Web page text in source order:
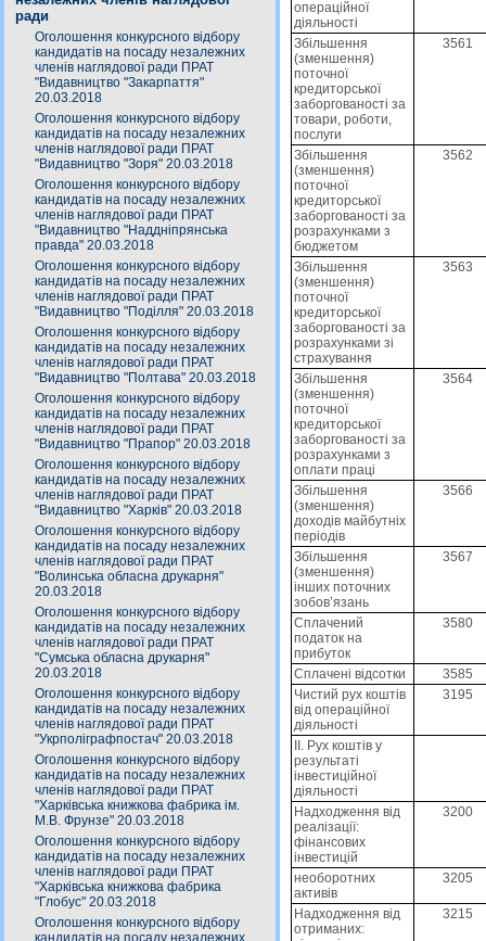
ради
Оголошення конкурсного відбору
кандидатів на посаду незалежних
членів наглядової ради ПРАТ
"Видавництво "Закарпаття"
20.03.2018
Оголошення конкурсного відбору
кандидатів на посаду незалежних
членів наглядової ради ПРАТ
"Видавництво "Зоря" 20.03.2018
Оголошення конкурсного відбору
кандидатів на посаду незалежних
членів наглядової ради ПРАТ
"Видавництво "Наддніпрянська
правда" 20.03.2018
Оголошення конкурсного відбору
кандидатів на посаду незалежних
членів наглядової ради ПРАТ
"Видавництво "Поділля" 20.03.2018
Оголошення конкурсного відбору
кандидатів на посаду незалежних
членів наглядової ради ПРАТ
"Видавництво "Полтава" 20.03.2018
Оголошення конкурсного відбору
кандидатів на посаду незалежних
членів наглядової ради ПРАТ
"Видавництво "Прапор" 20.03.2018
Оголошення конкурсного відбору
кандидатів на посаду незалежних
членів наглядової ради ПРАТ
"Видавництво "Харків" 20.03.2018
Оголошення конкурсного відбору
кандидатів на посаду незалежних
членів наглядової ради ПРАТ
"Волинська обласна друкарня"
20.03.2018
Оголошення конкурсного відбору
кандидатів на посаду незалежних
членів наглядової ради ПРАТ
"Сумська обласна друкарня"
20.03.2018
Оголошення конкурсного відбору
кандидатів на посаду незалежних
членів наглядової ради ПРАТ
"Укрполіграфпостач" 20.03.2018
Оголошення конкурсного відбору
кандидатів на посаду незалежних
членів наглядової ради ПРАТ
"Харківська книжкова фабрика ім.
М.В. Фрунзе" 20.03.2018
Оголошення конкурсного відбору
кандидатів на посаду незалежних
членів наглядової ради ПРАТ
"Харківська книжкова фабрика
"Глобус" 20.03.2018
Оголошення конкурсного відбору
кандидатів на посаду незалежних
операційної
діяльності
Збільшення
(зменшення)
поточної
кредиторської
заборгованості за
товари, роботи,
послуги
3561
Збільшення
(зменшення)
поточної
кредиторської
заборгованості за
розрахунками з
бюджетом
3562
Збільшення
(зменшення)
поточної
кредиторської
заборгованості за
розрахунками зі
страхування
3563
Збільшення
(зменшення)
поточної
кредиторської
заборгованості за
розрахунками з
оплати праці
3564
Збільшення
(зменшення)
доходів майбутніх
періодів
3566
Збільшення
(зменшення)
інших поточних
зобов’язань
3567
Сплачений
податок на
прибуток
3580
Сплачені відсотки
3585
Чистий рух коштів
від операційної
діяльності
3195
II. Рух коштів у
результаті
інвестиційної
діяльності
Надходження від
реалізації:
фінансових
інвестицій
3200
необоротних
активів
3205
Надходження від
отриманих:
3215